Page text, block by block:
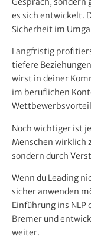
es sich entwickelt.
Sicherheit im
Langfristig
tiefere
wirst in deiner
im beruflichen
Noch wichtiger ist
Menschen wirklich
sondern durch
Wenn du Leading
sicher anwenden
Einführung ins NLP
Bremer und
weiter.